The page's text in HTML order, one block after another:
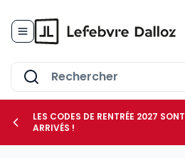
LES CODES DE RENTRÉE 2027 SONT
ARRIVÉS !